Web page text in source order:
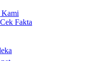
Kami
Fakta